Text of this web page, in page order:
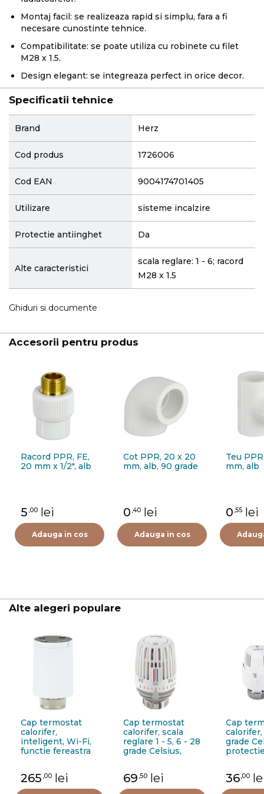
Montaj facil: se realizeaza rapid si simplu, fara a fi
necesare cunostinte tehnice.
Compatibilitate: se poate utiliza cu robinete cu filet
M28 x 1.5.
Design elegant: se integreaza perfect in orice decor.
Specificatii tehnice
Brand Herz
Cod produs 1726006
Cod EAN 9004174701405
Utilizare sisteme incalzire
Protectie antiinghet Da
Alte caracteristici
scala reglare: 1 - 6; racord
M28 x 1.5
Ghiduri si documente
Accesorii pentru produs
Racord PPR, FE,
20 mm x 1/2", alb
5 ,00 lei
Adauga in cos
Cot PPR, 20 x 20
mm, alb, 90 grade
0 ,40 lei
Adauga in cos
Teu
mm, alb
0 ,55 lei
Alte alegeri populare
Cap termostat
calorifer,
inteligent, Wi-Fi,
functie fereastra
265 ,00 lei
Cap termostat
calorifer, scala
reglare 1 - 5, 6 - 28
grade Celsius,
69 ,50 lei
Cap
grade
36,00